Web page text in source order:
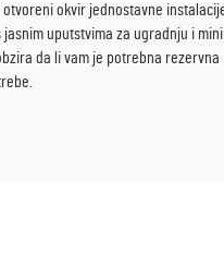
okvir jednostavne
uputstvima za ugradnju i
da li vam je potrebna